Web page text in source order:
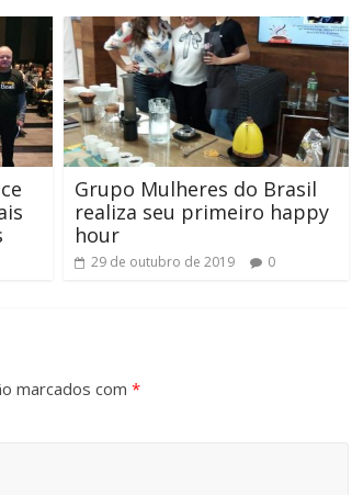
Grupo Mulheres do Brasil
realiza seu primeiro happy
hour
29 de outubro de 2019 0
marcados com *